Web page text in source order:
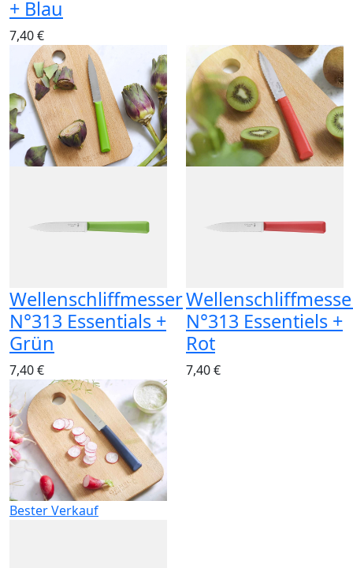
+ Blau
7,40 €
Wellenschliffmesser
N°313 Essentials +
Grün
7,40 €
N°313 Essentiels +
Rot
7,40 €
Bester Verkauf